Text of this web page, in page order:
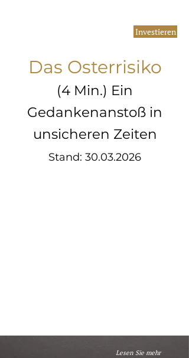
Investieren
Das Osterrisiko
(4 Min.) Ein
Gedankenanstoß in
unsicheren Zeiten
Stand: 30.03.2026
Lesen Sie mehr